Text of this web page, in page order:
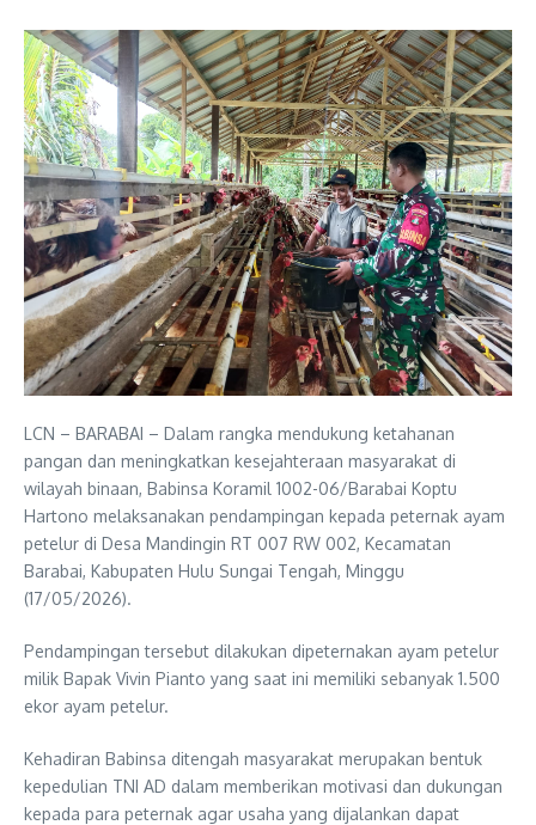
LCN – BARABAI – Dalam rangka mendukung ketahanan
pangan dan meningkatkan kesejahteraan masyarakat di
wilayah binaan, Babinsa Koramil 1002-06/Barabai Koptu
Hartono melaksanakan pendampingan kepada peternak ayam
petelur di Desa Mandingin RT 007 RW 002, Kecamatan
Barabai, Kabupaten Hulu Sungai Tengah, Minggu
(17/05/2026).
Pendampingan tersebut dilakukan dipeternakan ayam petelur
milik Bapak Vivin Pianto yang saat ini memiliki sebanyak 1.500
ekor ayam petelur.
Kehadiran Babinsa ditengah masyarakat merupakan bentuk
kepedulian TNI AD dalam memberikan motivasi dan dukungan
kepada para peternak agar usaha yang dijalankan dapat